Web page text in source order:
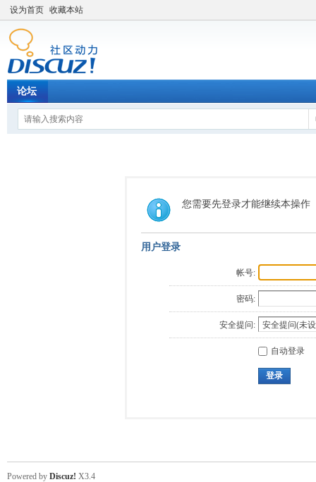
设为首页 收藏本站
论坛
您需要先登录才能继续本操作
用户登录
帐号:
密码:
安全提问:
自动登录
登录
Powered by Discuz! X3.4